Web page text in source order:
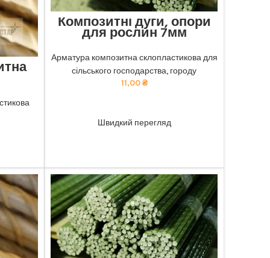
Композитні дуги, опори
для рослин 7мм
наша композитна арматура забезпечує
найкращу якість. тел 068-921-45-45
Арматура композитна склопластикова для
сільського господарства, городу
11,00₴
Швидкий перегляд